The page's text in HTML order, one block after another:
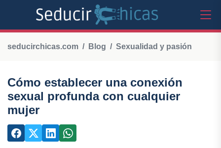
seducirchicas.com Blog Sexualidad y pasión
Cómo establecer una conexión
sexual profunda con cualquier
mujer